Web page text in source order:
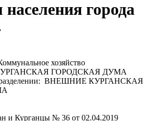
города
хозяйство
ГОРОДСКАЯ ДУМА
ВНЕШНИЕ КУРГАНСКАЯ
и Курганцы № 36 от 02.04.2019